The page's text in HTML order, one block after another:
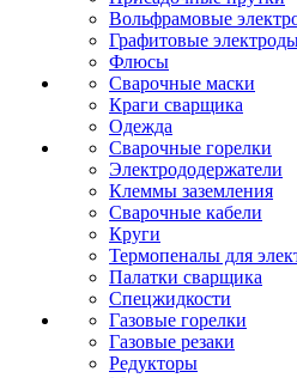
Вольфрамовые
Графитовые
Флюсы
Сварочные маски
Краги сварщика
Одежда
Сварочные горелки
Электрододержатели
Клеммы заземления
Сварочные кабели
Круги
Термопеналы для
Палатки сварщика
Спецжидкости
Газовые горелки
Газовые резаки
Редукторы